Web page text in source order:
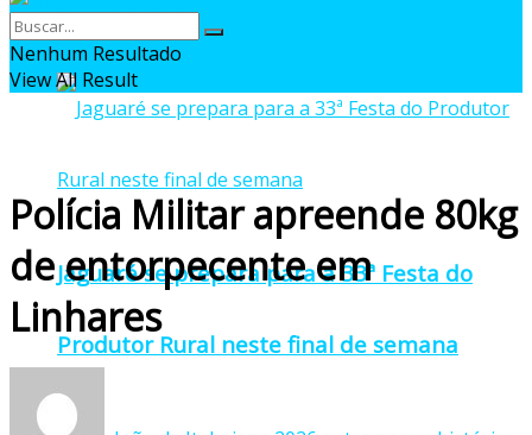
cultura local e movimenta Itaipava
Jaguaré se prepara para a 33ª Festa do
Produtor Rural neste final de semana
Nenhum Resultado
View All Result
Polícia Militar apreende 80kg
de entorpecente em
Linhares